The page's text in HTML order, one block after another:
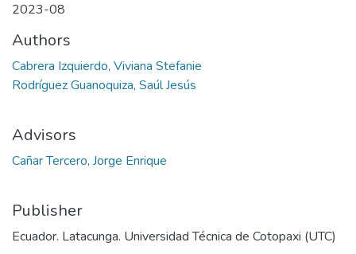
2023-08
Authors
Cabrera Izquierdo, Viviana Stefanie
Rodríguez Guanoquiza, Saúl Jesús
Advisors
Cañar Tercero, Jorge Enrique
Publisher
Ecuador. Latacunga. Universidad Técnica de Cotopaxi (UTC)